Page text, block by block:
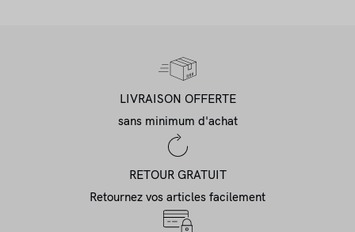
LIVRAISON OFFERTE
sans minimum d'achat
RETOUR GRATUIT
Retournez vos articles facilement